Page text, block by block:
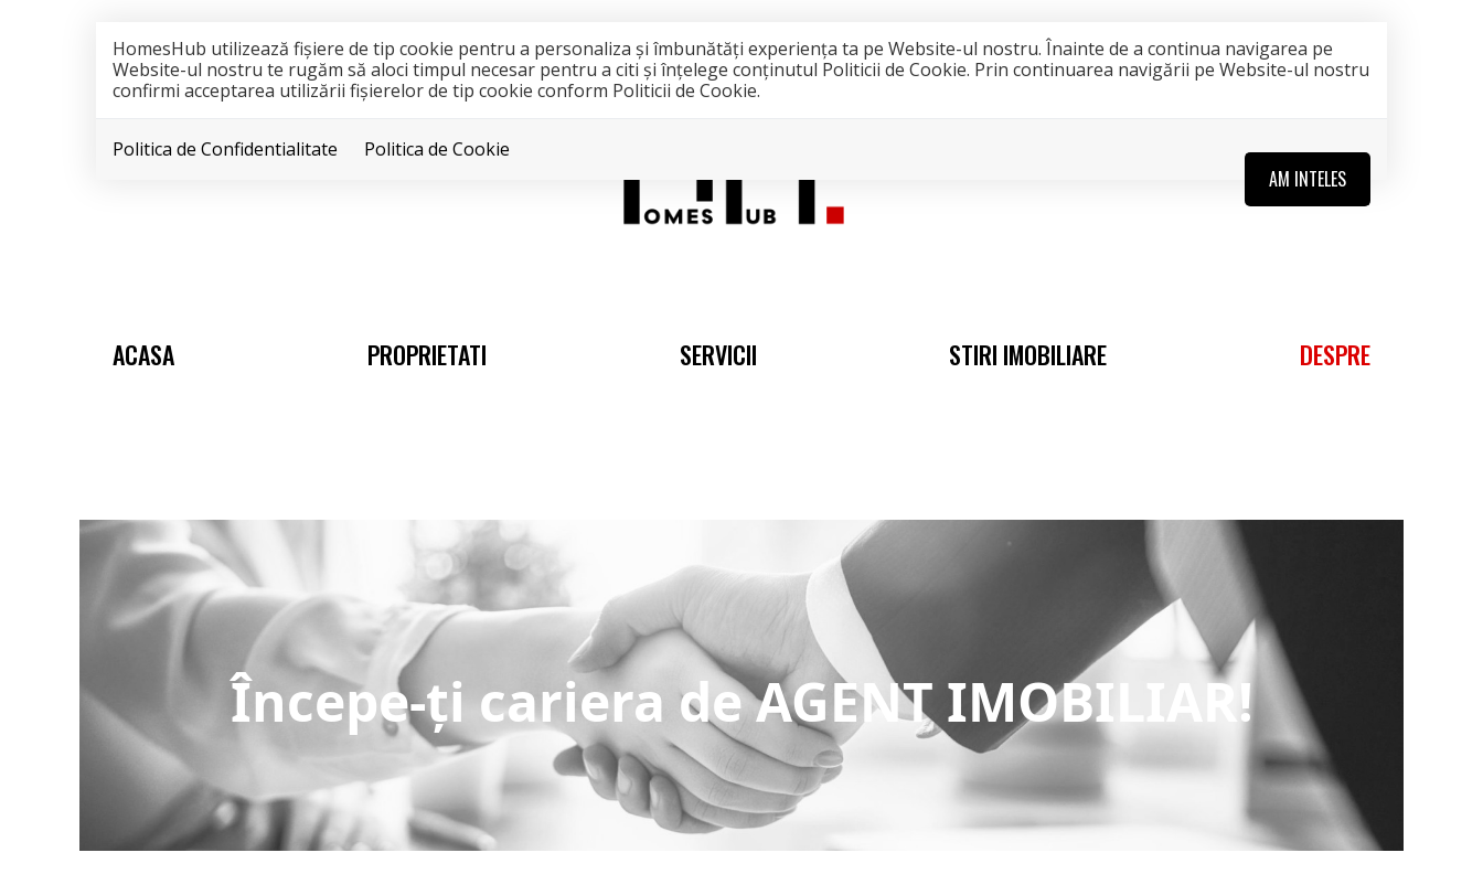
HomesHub utilizează fişiere de tip cookie pentru a personaliza și îmbunătăți experiența ta pe Website-ul nostru. Înainte de a continua navigarea pe
Website-ul nostru te rugăm să aloci timpul necesar pentru a citi și înțelege conținutul Politicii de Cookie. Prin continuarea navigării pe Website-ul nostru
confirmi acceptarea utilizării fişierelor de tip cookie conform Politicii de Cookie.
Politica de Confidentialitate Politica de Cookie
AM INTELES
ACASA PROPRIETATI SERVICII STIRI IMOBILIARE DESPRE
Începe-ți cariera de AGENT IMOBILIAR!